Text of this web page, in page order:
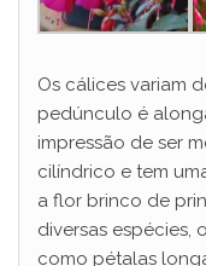
Os cálices variam
pedúnculo é
impressão de ser
cilíndrico e tem
a flor brinco de
diversas espécies,
como pétalas